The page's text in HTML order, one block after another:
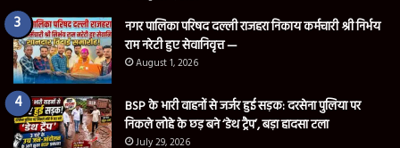
नगर पालिका परिषद दल्ली राजहरा निकाय कर्मचारी श्री निर्भय
राम नरेटी हुए सेवानिवृत्त —
August 1, 2026
BSP के भारी वाहनों से जर्जर हुई सड़क: दरसेना पुलिया पर
निकले लोहे के छड़ बने ‘डेथ ट्रैप’, बड़ा हादसा टला
July 29, 2026